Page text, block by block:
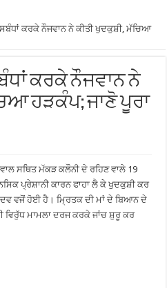
ਕਰਕੇ ਨੌਜਵਾਨ ਨੇ ਕੀਤੀ ਖੁਦਕੁਸ਼ੀ, ਮੱਚਿਆ
ਕਰਕੇ ਨੌਜਵਾਨ ਨੇ
ਹੜਕੰਪ; ਜਾਣੋ ਪੂਰਾ
ਸਥਿਤ ਮੱਕੜ ਕਲੌਨੀ ਦੇ ਰਹਿਣ ਵਾਲੇ 19
ਪ੍ਰੇਸ਼ਾਨੀ ਕਾਰਨ ਫਾਹਾ ਲੈ ਕੇ ਖੁਦਕੁਸ਼ੀ ਕਰ
ਵਜੋਂ ਹੋਈ ਹੈ। ਮ੍ਰਿਤਕ ਦੀ ਮਾਂ ਦੇ ਬਿਆਨ ਦੇ
ਵਿਰੁੱਧ ਮਾਮਲਾ ਦਰਜ ਕਰਕੇ ਜਾਂਚ ਸ਼ੁਰੂ ਕਰ